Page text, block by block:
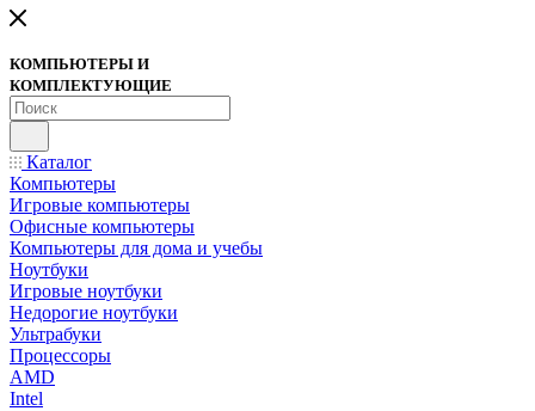
КОМПЬЮТЕРЫ И
КОМПЛЕКТУЮЩИЕ
Каталог
Компьютеры
Игровые компьютеры
Офисные компьютеры
Компьютеры для дома и учебы
Ноутбуки
Игровые ноутбуки
Недорогие ноутбуки
Ультрабуки
Процессоры
AMD
Intel